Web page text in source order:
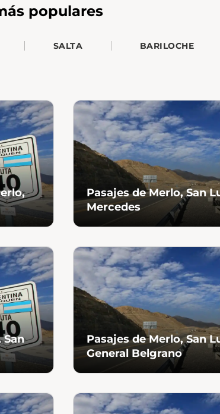
populares
SALTA BARILOCHE
San
Pasajes de Merlo, San
Mercedes
Pasajes de Merlo, San
General Belgrano